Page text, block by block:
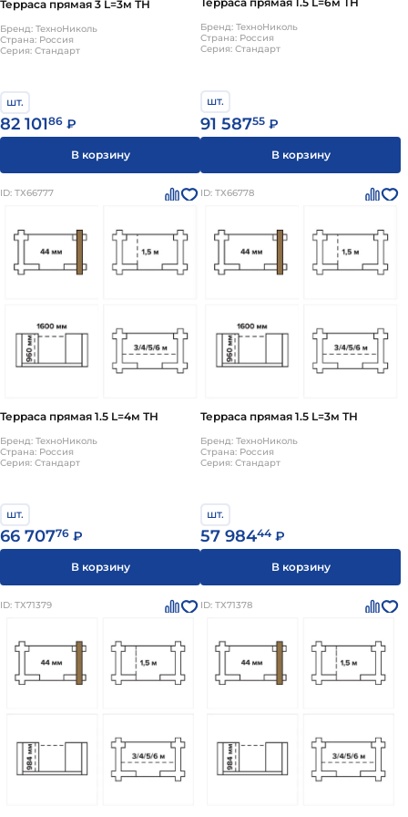
Терраса прямая 3 L=3м ТН
Бренд: ТехноНиколь
Страна: Россия
Серия: Стандарт
шт.
82 10186 ₽
В корзину
Бренд: ТехноНиколь
Страна: Россия
Серия: Стандарт
шт.
91 58755 ₽
В корзину
ID: ТХ66777
Терраса прямая 1.5 L=4м ТН
Бренд: ТехноНиколь
Страна: Россия
Серия: Стандарт
шт.
66 70776 ₽
В корзину
ID: ТХ66778
Терраса прямая 1.5 L=3м ТН
Бренд: ТехноНиколь
Страна: Россия
Серия: Стандарт
шт.
57 98444 ₽
В корзину
ID: ТХ71379 ID: ТХ71378